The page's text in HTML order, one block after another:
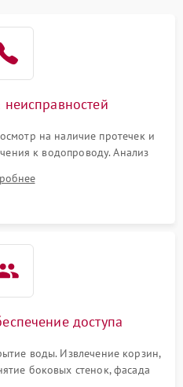
на наличие протечек и
к водопроводу. Анализ
нагрева, вращения
системы защиты
доступа
воды. Извлечение корзин,
боковых стенок, фасада